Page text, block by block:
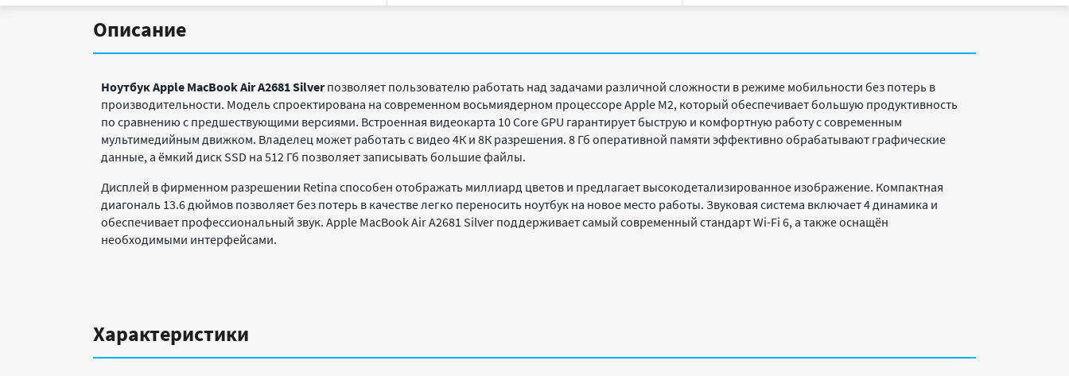
Описание
Ноутбук Apple MacBook Air A2681 Silverпозволяет пользователю работать над задачами различной сложности в режиме мобильности без потерь в
производительности. Модель спроектирована на современном восьмиядерном процессоре Apple M2, который обеспечивает большую продуктивность
по сравнению с предшествующими версиями. Встроенная видеокарта 10 Core GPU гарантирует быструю и комфортную работу с современным
мультимедийным движком. Владелец может работать с видео 4К и 8К разрешения. 8 Гб оперативной памяти эффективно обрабатывают графические
данные, а ёмкий диск SSD на 512 Гб позволяет записывать большие файлы.
Дисплей в фирменном разрешении Retina способен отображать миллиард цветов и предлагает высокодетализированное изображение. Компактная
диагональ 13.6 дюймов позволяет без потерь в качестве легко переносить ноутбук на новое место работы. Звуковая система включает 4 динамика и
обеспечивает профессиональный звук. Apple MacBook Air A2681 Silver поддерживает самый современный стандарт Wi-Fi 6, а также оснащён
необходимыми интерфейсами.
Характеристики